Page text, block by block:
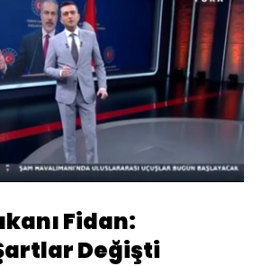
Oynatma
Hızı
Fidan:
Değişti